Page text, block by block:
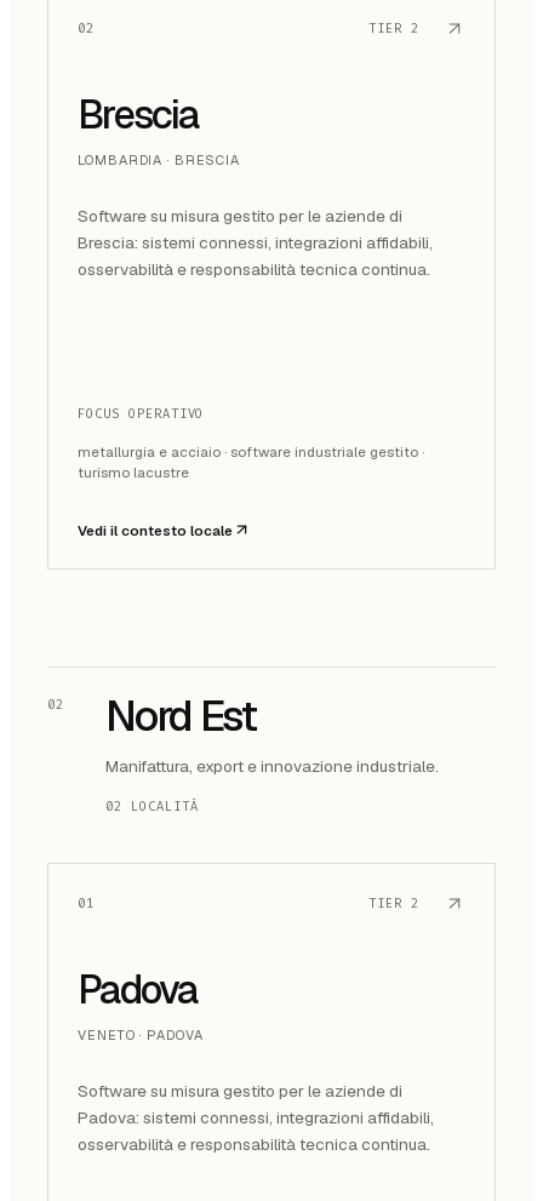
02 TIER2
Brescia
LOMBARDIA · BRESCIA
Software su misura gestito per le aziende di
Brescia: sistemi connessi, integrazioni affidabili,
osservabilità e responsabilità tecnica continua.
FOCUS OPERATIVO
metallurgia e acciaio · software industriale gestito ·
turismo lacustre
Vedi il contesto locale
02 Nord Est
Manifattura, export e innovazione industriale.
02 LOCALITÀ
01 TIER2
Padova
VENETO · PADOVA
Software su misura gestito per le aziende di
Padova: sistemi connessi, integrazioni affidabili,
osservabilità e responsabilità tecnica continua.